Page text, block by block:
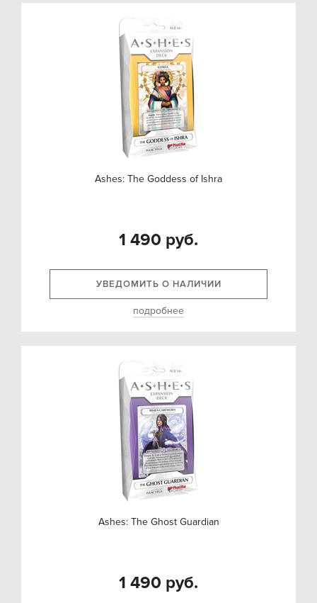
Ashes: The Goddess of Ishra
1 490 руб.
УВЕДОМИТЬ О НАЛИЧИИ
подробнее
Ashes: The Ghost Guardian
1 490 руб.